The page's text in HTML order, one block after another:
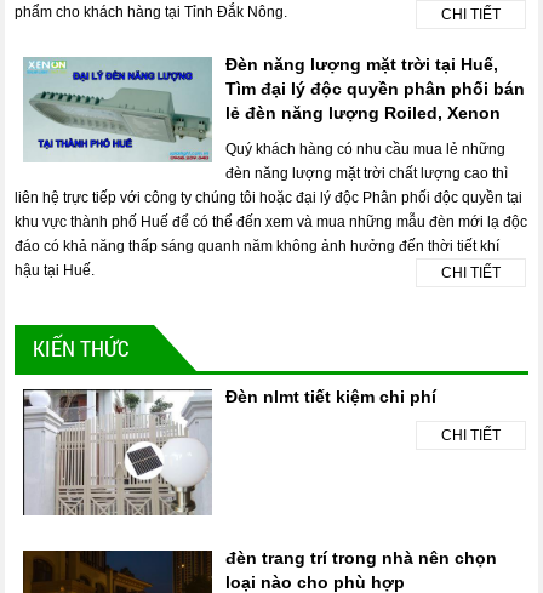
phẩm cho khách hàng tại Tỉnh Đắk Nông.
CHI TIẾT
Đèn năng lượng mặt trời tại Huế,
Tìm đại lý độc quyền phân phối bán
lẻ đèn năng lượng Roiled, Xenon
Quý khách hàng có nhu cầu mua lẻ những
đèn năng lượng mặt trời chất lượng cao thì
liên hệ trực tiếp với công ty chúng tôi hoặc đại lý độc Phân phối độc quyền tại
khu vực thành phố Huế để có thể đến xem và mua những mẫu đèn mới lạ độc
đáo có khả năng thấp sáng quanh năm không ảnh hưởng đến thời tiết khí
hậu tại Huế.
CHI TIẾT
KIẾN THỨC
Đèn nlmt tiết kiệm chi phí
CHI TIẾT
đèn trang trí trong nhà nên chọn
loại nào cho phù hợp